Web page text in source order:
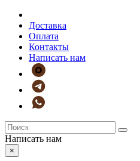
Доставка
Оплата
Контакты
Написать нам
Написать нам
×